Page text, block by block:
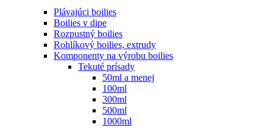
Plávajúci boilies
Boilies v dipe
Rozpustný boilies
Rohlíkový boilies, extrudy
Komponenty na výrobu boilies
Tekuté prísady
50ml a menej
100ml
300ml
500ml
1000ml